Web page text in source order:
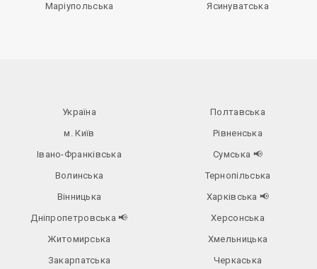
Маріупольська
Ясинуватська
Україна
м. Київ
Івано-Франківська
Волинська
Вінницька
Дніпропетровська📢
Житомирська
Закарпатська
Полтавська
Рівненська
Сумська 📢
Тернопільська
Харківська 📢
Херсонська
Хмельницька
Черкаська